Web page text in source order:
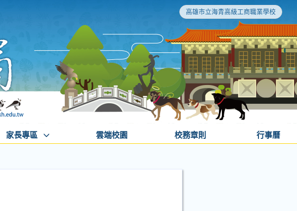
高雄市立海青高級工商職業學校
家長專區 雲端校園 校務章則 行事曆